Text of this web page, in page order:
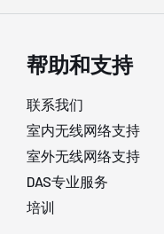
帮助和支持
联系我们
室内无线网络支持
室外无线网络支持
DAS专业服务
培训